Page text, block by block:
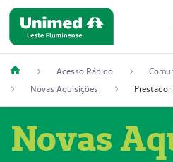
Acesso Rápido
Novas Aquisições
Novas